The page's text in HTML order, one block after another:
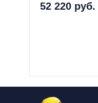
52 220 руб.